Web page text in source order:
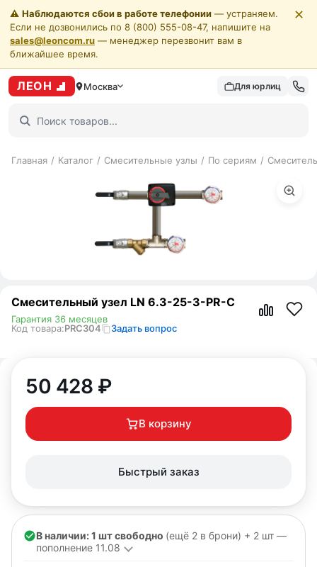
⚠️ Наблюдаются сбои в работе телефонии — устраняем.
Если не дозвонились по 8 (800) 555-08-47, напишите на
sales@leoncom.ru — менеджер перезвонит вам в
ближайшее время.
✕
ЛЕОН Москва Для юрлиц
Главная / Каталог / Смесительные узлы / По сериям /
Смесительный узел LN 6.3-25-3-PR-C
Код товара:PRC304 Задать вопрос
Гарантия 36 месяцев
50 428 ₽
В корзину
Быстрый заказ
В наличии: 1 шт свободно (ещё 2 в брони) + 2 шт —
пополнение 11.08